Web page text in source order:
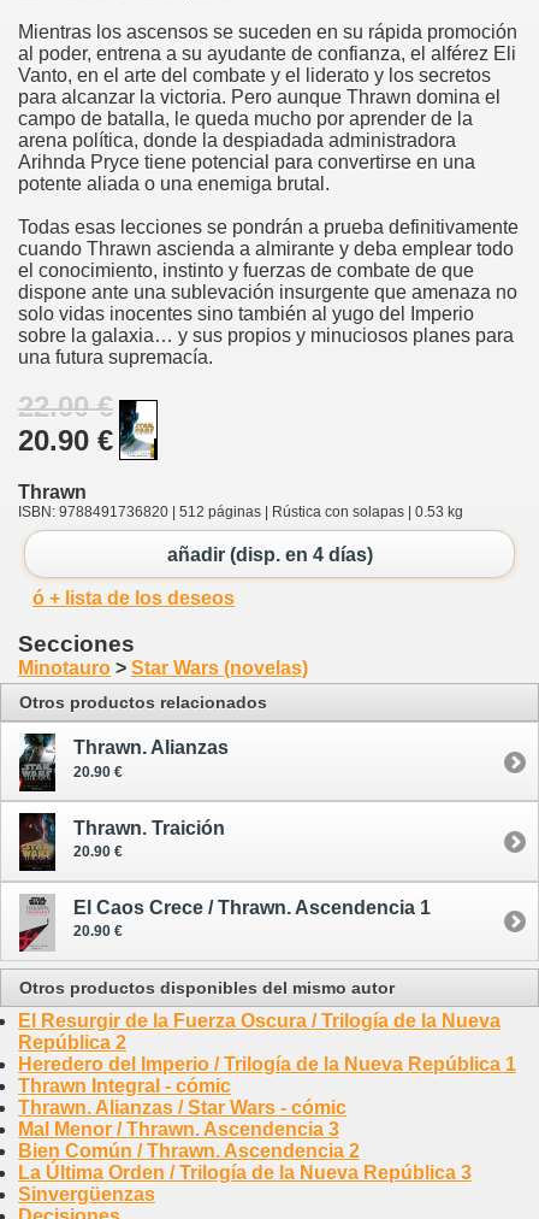
Mientras los ascensos se suceden en su rápida promoción
al poder, entrena a su ayudante de confianza, el alférez Eli
Vanto, en el arte del combate y el liderato y los secretos
para alcanzar la victoria. Pero aunque Thrawn domina el
campo de batalla, le queda mucho por aprender de la
arena política, donde la despiadada administradora
Arihnda Pryce tiene potencial para convertirse en una
potente aliada o una enemiga brutal.
Todas esas lecciones se pondrán a prueba definitivamente
cuando Thrawn ascienda a almirante y deba emplear todo
el conocimiento, instinto y fuerzas de combate de que
dispone ante una sublevación insurgente que amenaza no
solo vidas inocentes sino también al yugo del Imperio
sobre la galaxia… y sus propios y minuciosos planes para
una futura supremacía.
22.00 €
20.90 €
Thrawn
ISBN: 9788491736820 | 512 páginas | Rústica con solapas | 0.53 kg
añadir (disp. en 4 días)
ó + lista de los deseos
Secciones
Minotauro > Star Wars (novelas)
Otros productos relacionados
Thrawn. Alianzas
20.90 €
Thrawn. Traición
20.90 €
El Caos Crece / Thrawn. Ascendencia 1
20.90 €
Otros productos disponibles del mismo autor
El Resurgir de la Fuerza Oscura / Trilogía de la Nueva
República 2
Heredero del Imperio / Trilogía de la Nueva República 1
Thrawn Integral - cómic
Thrawn. Alianzas / Star Wars - cómic
Mal Menor / Thrawn. Ascendencia 3
Bien Común / Thrawn. Ascendencia 2
La Última Orden / Trilogía de la Nueva República 3
Sinvergüenzas